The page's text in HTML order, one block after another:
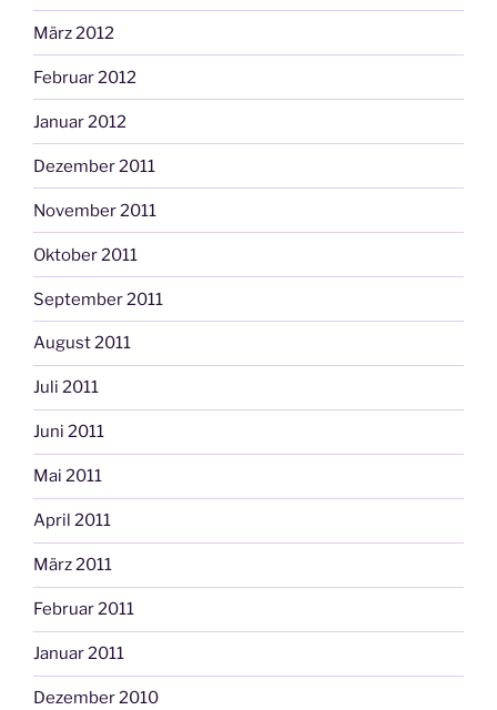
März 2012
Februar 2012
Januar 2012
Dezember 2011
November 2011
Oktober 2011
September 2011
August 2011
Juli 2011
Juni 2011
Mai 2011
April 2011
März 2011
Februar 2011
Januar 2011
Dezember 2010